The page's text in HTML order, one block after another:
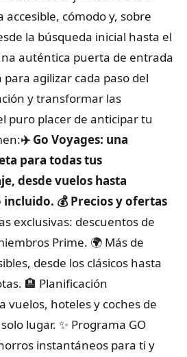
accesible, cómodo y, sobre
la búsqueda inicial hasta el
auténtica puerta de entrada
agilizar cada paso del
y transformar las
puro placer de anticipar tu
✈️ Go Voyages: una
para todas tus
desde vuelos hasta
incluido. 💰 Precios y ofertas
exclusivas: descuentos de
Prime. 🌍 Más de
desde los clásicos hasta
🏨 Planificación
vuelos, hoteles y coches de
lugar. ✨ Programa GO
instantáneos para ti y